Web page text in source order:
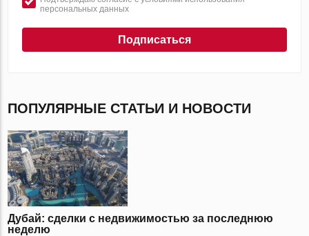
персональных данных
Подписаться
ПОПУЛЯРНЫЕ СТАТЬИ И НОВОСТИ
Дубай: сделки с недвижимостью за последнюю
неделю